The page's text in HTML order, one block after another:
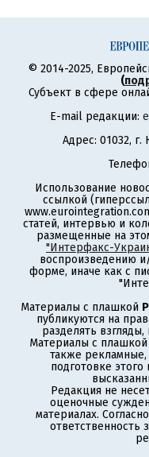
© 2014-2025,
(
Субъект в сфере
E-mail редакции:
Адрес: 01032, г.
Использование
ссылкой
статей, интервью и
размещенные на
"Интерфакс-
воспроизведению
форме, иначе как с
Материалы с плашкой
публикуются на
разделять
Материалы с плашкой
также рекламные,
подготовке
Редакция не
оценочные
материалах.
ответственность